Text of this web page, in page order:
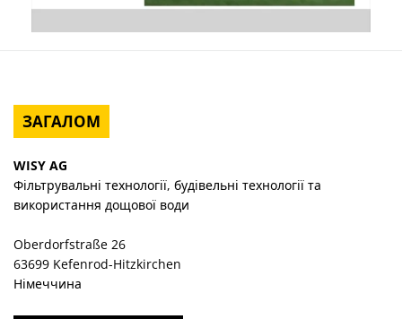
ЗАГАЛОМ
WISY AG
Фільтрувальні технології, будівельні технології та
використання дощової води
Oberdorfstraße 26
63699 Kefenrod-Hitzkirchen
Німеччина